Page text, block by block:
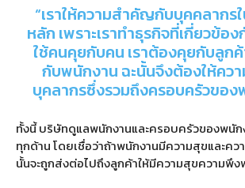
“เราให้ความสำคัญกับบุคคลากร
หลัก เพราะเราทำธุรกิจที่เกี่ยวข้อ
ใช้คนคุยกับคน เราต้องคุยกับลูกค้
กับพนักงาน ฉะนั้นจึงต้องให้คว
บุคลากรซึ่งรวมถึงครอบครัวของ
ทั้งนี้ บริษัทดูแลพนักงานและครอบครัวของพนัก
ทุกด้าน โดยเชื่อว่าถ้าพนักงานมีความสุขและคว
นั้นจะถูกส่งต่อไปถึงลูกค้าให้มีความสุขความพึง